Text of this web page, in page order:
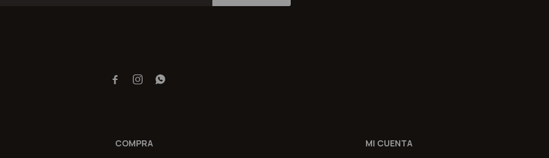
COMPRA MI CUENTA
  